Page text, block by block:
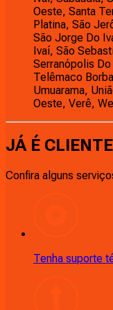
Oeste, Santa
Platina, São
São Jorge Do
Ivaí, São
Serranópolis
Telêmaco
Umuarama,
Oeste, Verê,
JÁ É CLIENTE
Confira alguns
Tenha suporte